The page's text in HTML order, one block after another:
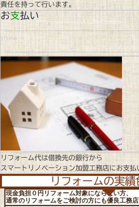
責任を持って行います。
お支払い
STEP.6
リフォーム代は借換先の銀行から
スマートリノベーション加盟工務店にお支払
リフォームの実績
現金負担０円リフォーム対象にならない方、
通常のリフォームをご検討の方にも優良工務店